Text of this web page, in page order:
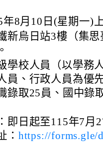
年8月10日(星期一)
新烏日站3樓（集
學校人員（以學務
員、行政人員為優
錄取25員、國中錄
即日起至115年7月
： https://forms.gle/